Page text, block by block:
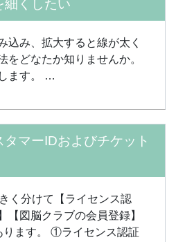
細くしたい
込み、拡大すると線が太く
をどなたか知りませんか。
ます。 …
マーIDおよびチケット
く分けて【ライセンス認
【図脳クラブの会員登録】
ります。 ①ライセンス認証